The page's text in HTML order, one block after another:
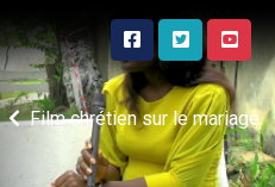
Film chrétien sur le mariage